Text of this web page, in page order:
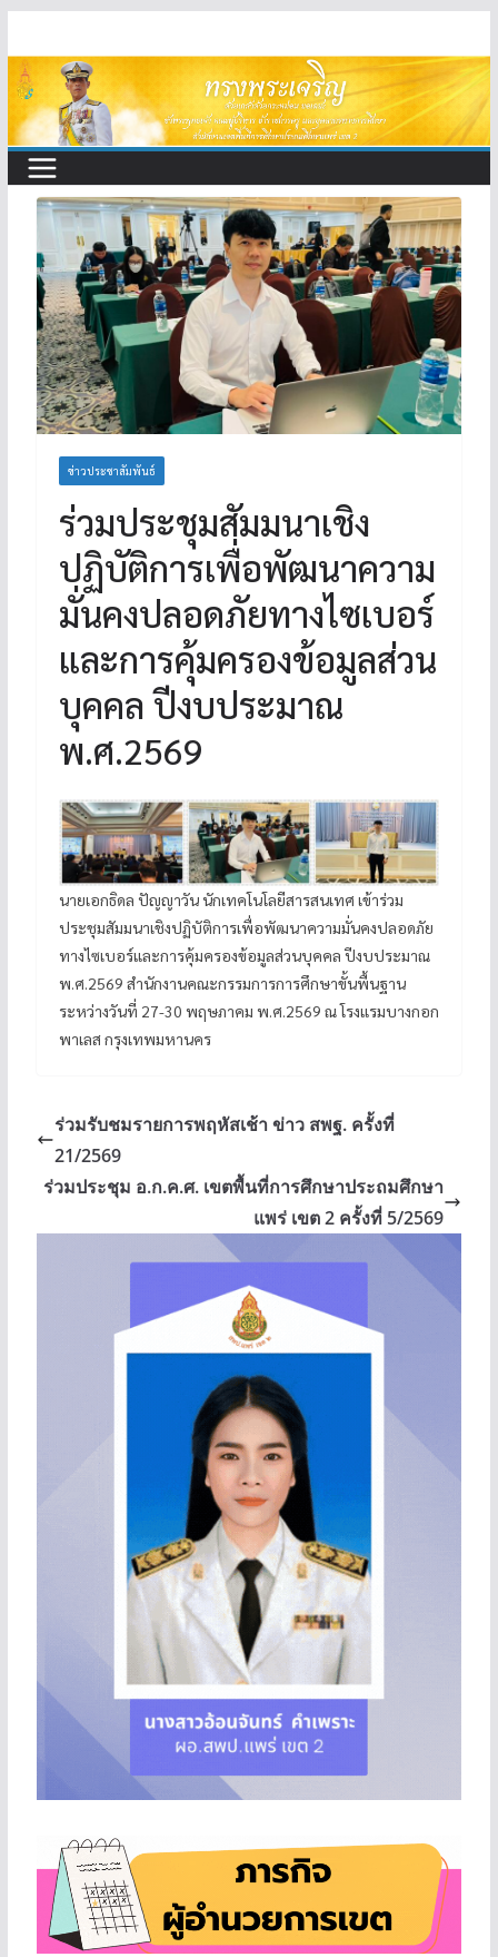
to
content
ข่าวประชาสัมพันธ์
ร่วมประชุมสัมมนาเชิง
ปฏิบัติการเพื่อพัฒนาความ
มั่นคงปลอดภัยทางไซเบอร์
และการคุ้มครองข้อมูลส่วน
บุคคล ปีงบประมาณ
พ.ศ.2569
นายเอกธิดล ปัญญาวัน นักเทคโนโลยีสารสนเทศ เข้าร่วม
ประชุมสัมมนาเชิงปฏิบัติการเพื่อพัฒนาความมั่นคงปลอดภัย
ทางไซเบอร์และการคุ้มครองข้อมูลส่วนบุคคล ปีงบประมาณ
พ.ศ.2569 สำนักงานคณะกรรมการการศึกษาขั้นพื้นฐาน
ระหว่างวันที่ 27-30 พฤษภาคม พ.ศ.2569 ณ โรงแรมบางกอก
พาเลส กรุงเทพมหานคร
ร่วมรับชมรายการพฤหัสเช้า ข่าว สพฐ. ครั้งที่
21/2569
ร่วมประชุม อ.ก.ค.ศ. เขตพื้นที่การศึกษาประถมศึกษา
แพร่ เขต 2 ครั้งที่ 5/2569